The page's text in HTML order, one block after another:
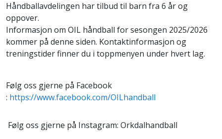
Håndballavdelingen har tilbud til barn fra 6 år og
oppover.
Informasjon om OIL håndball for sesongen 2025/2026
kommer på denne siden. Kontaktinformasjon og
treningstider finner du i toppmenyen under hvert lag.
Følg oss gjerne på Facebook
: https://www.facebook.com/OILhandball
Følg oss gjerne på Instagram: Orkdalhandball